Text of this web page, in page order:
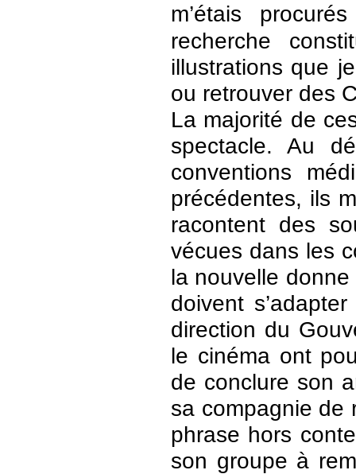
m’étais
recherche
illustrations que
ou retrouver des
La majorité de
spectacle. Au
conventions
précédentes, ils
racontent des
vécues dans les
la nouvelle
doivent
direction du
le cinéma ont
de conclure son
sa compagnie de
phrase hors
son groupe à